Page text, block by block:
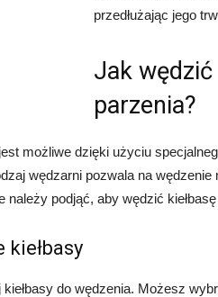
przedłużając jego
Jak wędzić
parzenia?
możliwe dzięki użyciu
wędzarni pozwala na
podjąć, aby wędzić
kiełbasy
do wędzenia. Możesz